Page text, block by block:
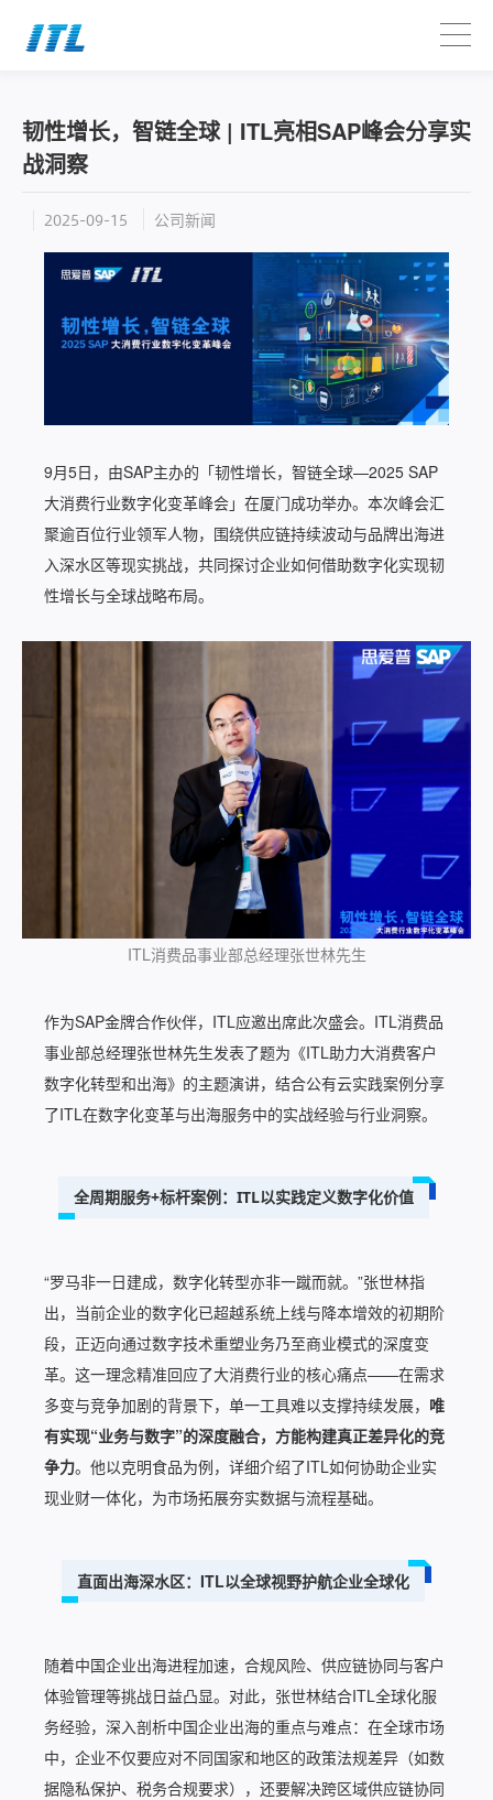
韧性增长，智链全球 | ITL亮相SAP峰会分享实
战洞察
2025-09-15 公司新闻
9月5日，由SAP主办的「韧性增长，智链全球—2025 SAP
大消费行业数字化变革峰会」在厦门成功举办。本次峰会汇
聚逾百位行业领军人物，围绕供应链持续波动与品牌出海进
入深水区等现实挑战，共同探讨企业如何借助数字化实现韧
性增长与全球战略布局。
ITL消费品事业部总经理张世林先生
作为SAP金牌合作伙伴，ITL应邀出席此次盛会。ITL消费品
事业部总经理张世林先生发表了题为《ITL助力大消费客户
数字化转型和出海》的主题演讲，结合公有云实践案例分享
了ITL在数字化变革与出海服务中的实战经验与行业洞察。
全周期服务+标杆案例： ITL以实践定义数字化价值
“罗马非一日建成，数字化转型亦非一蹴而就。”张世林指
出，当前企业的数字化已超越系统上线与降本增效的初期阶
段，正迈向通过数字技术重塑业务乃至商业模式的深度变
革。这一理念精准回应了大消费行业的核心痛点——在需求
多变与竞争加剧的背景下，单一工具难以支撑持续发展， 唯
有实现“业务与数字”的深度融合，方能构建真正差异化的竞
争力。他以克明食品为例，详细介绍了ITL如何协助企业实
现业财一体化，为市场拓展夯实数据与流程基础。
直面出海深水区：ITL以全球视野护航企业全球化
随着中国企业出海进程加速，合规风险、供应链协同与客户
体验管理等挑战日益凸显。对此，张世林结合ITL全球化服
务经验，深入剖析中国企业出海的重点与难点：在全球市场
中，企业不仅要应对不同国家和地区的政策法规差异（如数
据隐私保护、税务合规要求），还要解决跨区域供应链协同